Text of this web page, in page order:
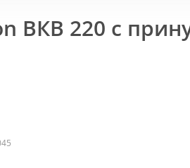
ВКВ 220 с